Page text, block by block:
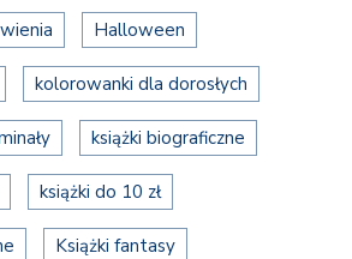
Halloween
kolorowanki dla dorosłych
książki biograficzne
książki do 10 zł
Książki fantasy